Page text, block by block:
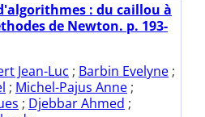
: du caillou à
de Newton. p. 193-
Jean-Luc ; Barbin Evelyne ;
; Michel-Pajus Anne ;
; Djebbar Ahmed ;